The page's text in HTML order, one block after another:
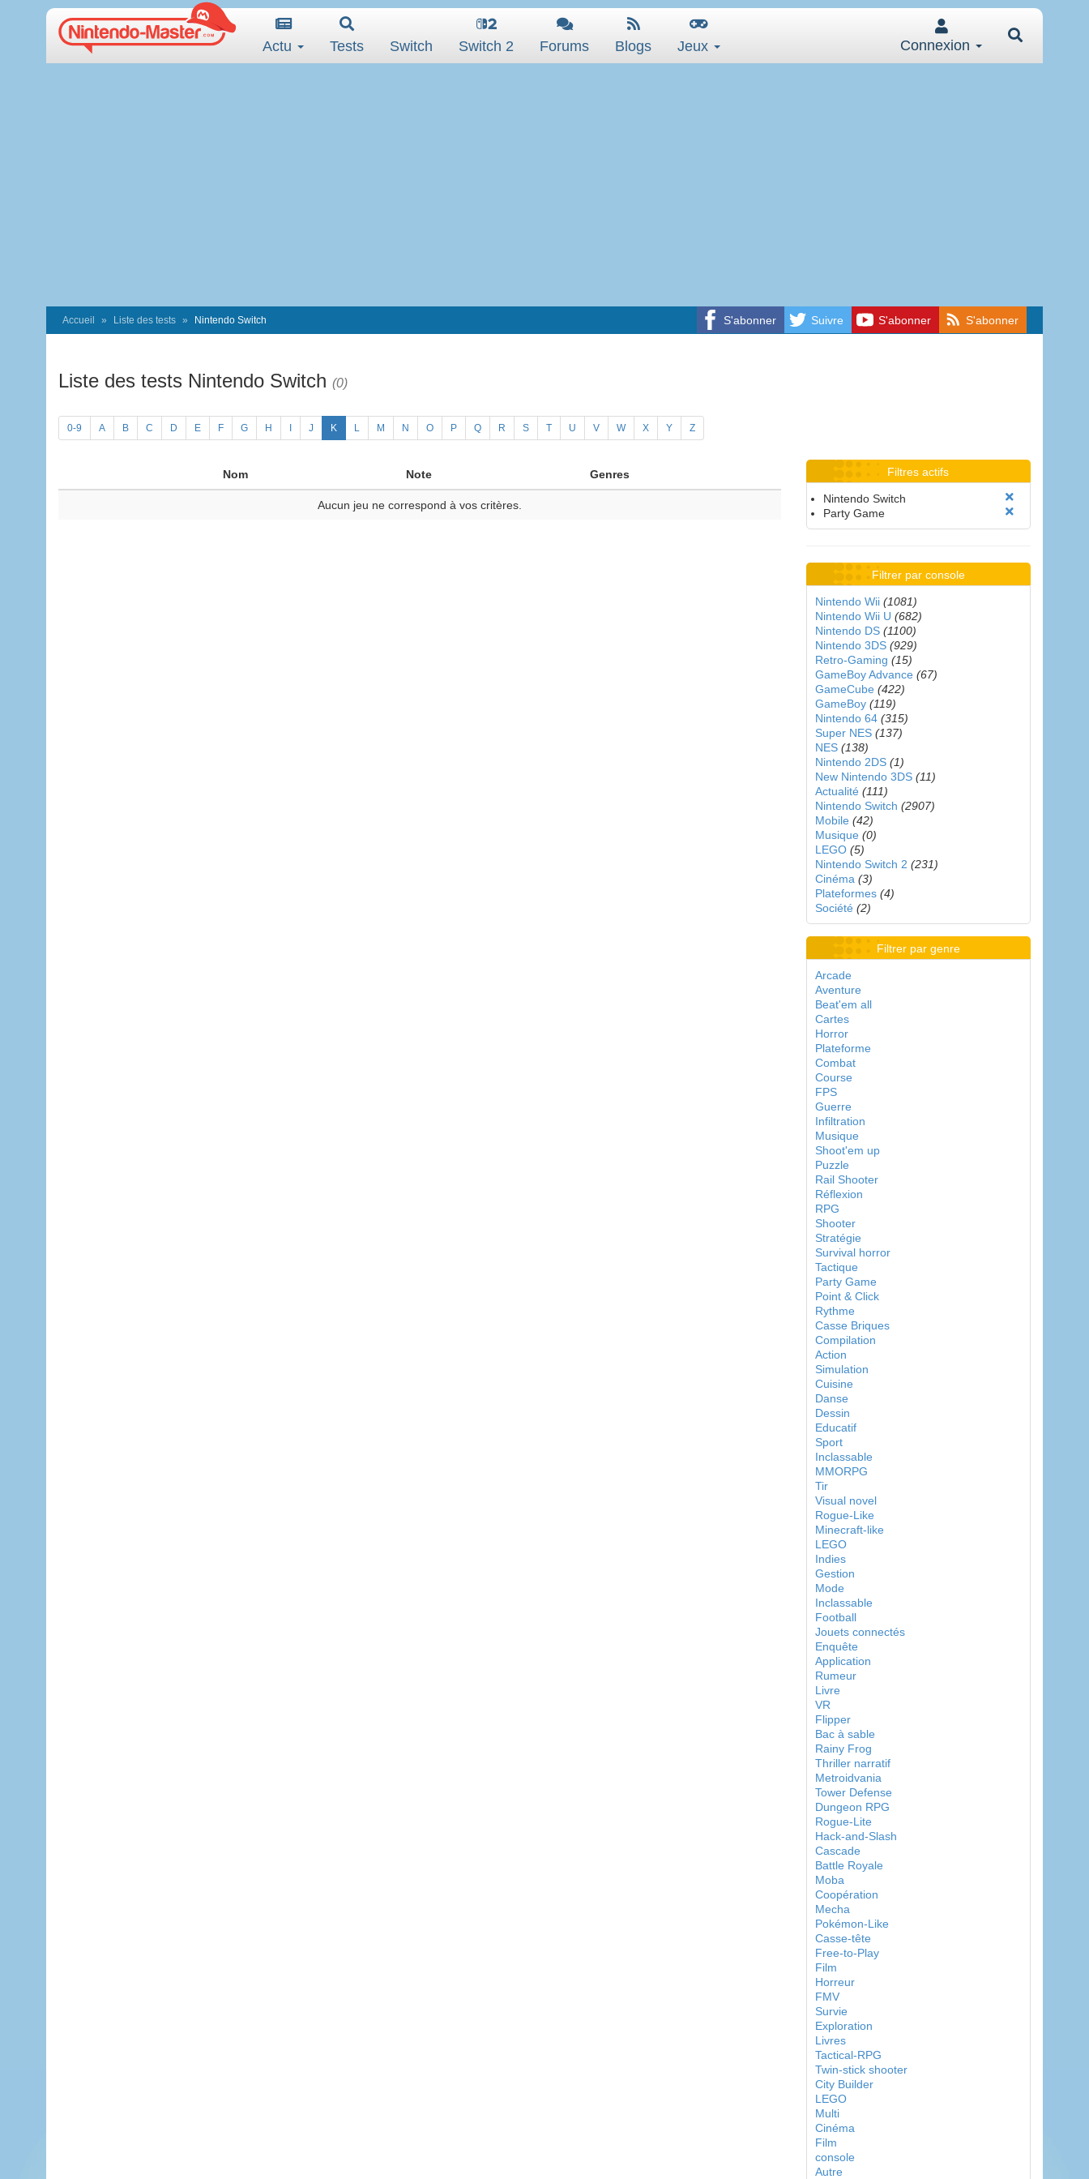
Actu Tests Switch Switch 2 Forums Blogs Jeux Connexion
S'abonner Suivre S'abonner S'abonner
Accueil Liste des tests Nintendo Switch
Liste des tests Nintendo Switch (0)
0-9 A B C D E F G H J K L M N O P Q R S T U V W X Y Z
Nom Note Genres
Aucun jeu ne correspond à vos critères.
Filtres actifs
Nintendo Switch
Party Game
Filtrer par console
Nintendo Wii (1081)
Nintendo Wii U (682)
Nintendo DS (1100)
Nintendo 3DS (929)
Retro-Gaming (15)
GameBoy Advance (67)
GameCube (422)
GameBoy (119)
Nintendo 64 (315)
Super NES (137)
NES (138)
Nintendo 2DS (1)
New Nintendo 3DS (11)
Actualité (111)
Nintendo Switch (2907)
Mobile (42)
Musique (0)
LEGO (5)
Nintendo Switch 2 (231)
Cinéma (3)
Plateformes (4)
Société (2)
Filtrer par genre
Arcade
Aventure
Beat'em all
Cartes
Horror
Plateforme
Combat
Course
FPS
Guerre
Infiltration
Musique
Shoot'em up
Puzzle
Rail Shooter
Réflexion
RPG
Shooter
Stratégie
Survival horror
Tactique
Party Game
Point & Click
Rythme
Casse Briques
Compilation
Action
Simulation
Cuisine
Danse
Dessin
Educatif
Sport
Inclassable
MMORPG
Tir
Visual novel
Rogue-Like
Minecraft-like
LEGO
Indies
Gestion
Mode
Inclassable
Football
Jouets connectés
Enquête
Application
Rumeur
Livre
VR
Flipper
Bac à sable
Rainy Frog
Thriller narratif
Metroidvania
Tower Defense
Dungeon RPG
Rogue-Lite
Hack-and-Slash
Cascade
Battle Royale
Moba
Coopération
Mecha
Pokémon-Like
Casse-tête
Free-to-Play
Film
Horreur
FMV
Survie
Exploration
Livres
Tactical-RPG
Twin-stick shooter
City Builder
LEGO
Multi
Cinéma
Film
console
Autre